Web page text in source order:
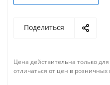
Поделиться
Цена действительна только
отличаться от цен в розничных